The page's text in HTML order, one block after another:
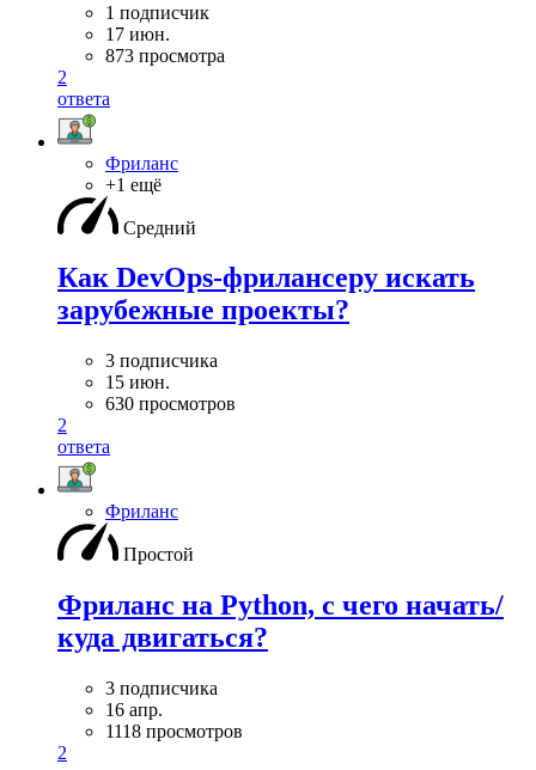
1 подписчик
17 июн.
873 просмотра
2
ответа
Фриланс
+1 ещё
Средний
Как DevOps-фрилансеру искать
зарубежные проекты?
3 подписчика
15 июн.
630 просмотров
2
ответа
Фриланс
Простой
Фриланс на Python, с чего начать/
куда двигаться?
3 подписчика
16 апр.
1118 просмотров
2